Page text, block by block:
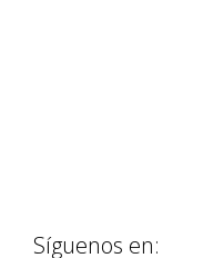
Síguenos en: